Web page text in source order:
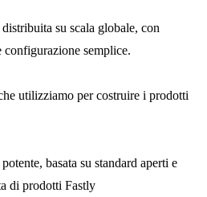
su scala globale, con
configurazione semplice.
utilizziamo per costruire i prodotti
basata su standard aperti e
di prodotti Fastly